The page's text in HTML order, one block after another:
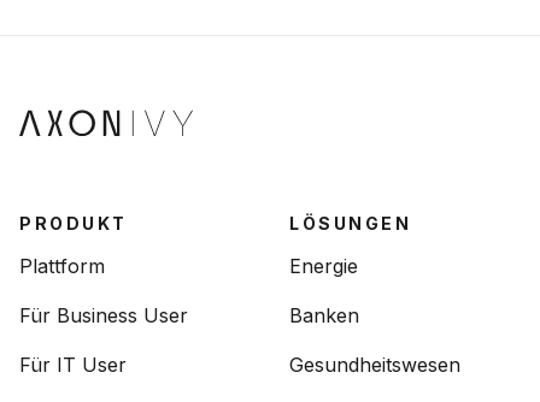
PRODUKT
Plattform
Für Business User
Für IT User
LÖSUNGEN
Energie
Banken
Gesundheitswesen